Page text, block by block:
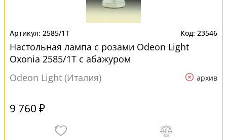
2585/1T 23546
Настольная лампа с розами Odeon Light
Oxonia 2585/1T с абажуром
Odeon Light (Италия)
архив
9 760 ₽